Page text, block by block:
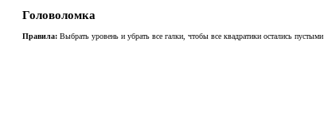
Головоломка
Правила:Выбрать уровень и убрать все галки, чтобы все квадратики остались пустыми